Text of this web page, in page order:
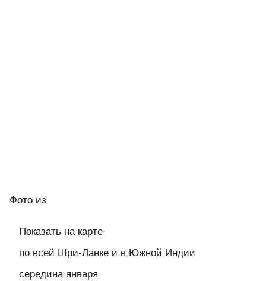
Фото из
Показать на карте
по всей Шри-Ланке и в Южной Индии
середина января